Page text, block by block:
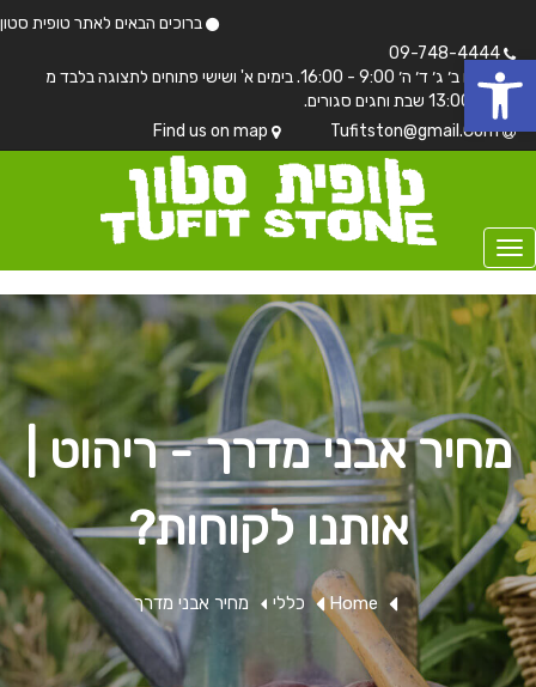
ברוכים הבאים לאתר טופית סטון
בימים ב׳ ג׳ ד׳ ה׳ 9:00 - 16:00. בימים א' ושישי פתוחים לתצוגה בלבד מ
7:00 - 13:00 שבת וחגים סגורים.
Tufitston@gmail.Com
מחיר אבני מדרך - ריהוט |
אותנו לקוחות?
Home כללי מחיר אבני מדרך